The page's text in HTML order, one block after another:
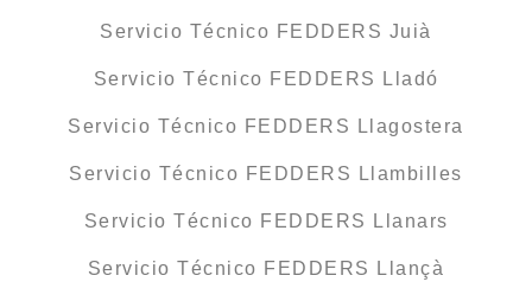
Servicio Técnico FEDDERS Juià
Servicio Técnico FEDDERS Lladó
Servicio Técnico FEDDERS Llagostera
Servicio Técnico FEDDERS Llambilles
Servicio Técnico FEDDERS Llanars
Servicio Técnico FEDDERS Llançà